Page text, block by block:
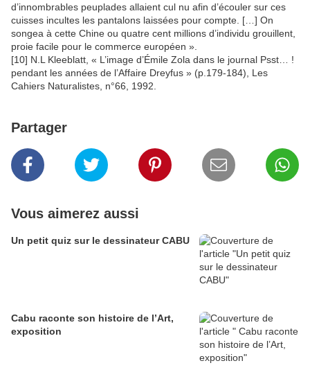
d’innombrables peuplades allaient cul nu afin d’écouler sur ces
cuisses incultes les pantalons laissées pour compte. […] On
songea à cette Chine ou quatre cent millions d’individu grouillent,
proie facile pour le commerce européen ».
[10] N.L Kleeblatt, « L’image d’Émile Zola dans le journal Psst… !
pendant les années de l’Affaire Dreyfus » (p.179-184), Les
Cahiers Naturalistes, n°66, 1992.
Partager
Vous aimerez aussi
Un petit quiz sur le dessinateur CABU
Cabu raconte son histoire de l’Art,
exposition